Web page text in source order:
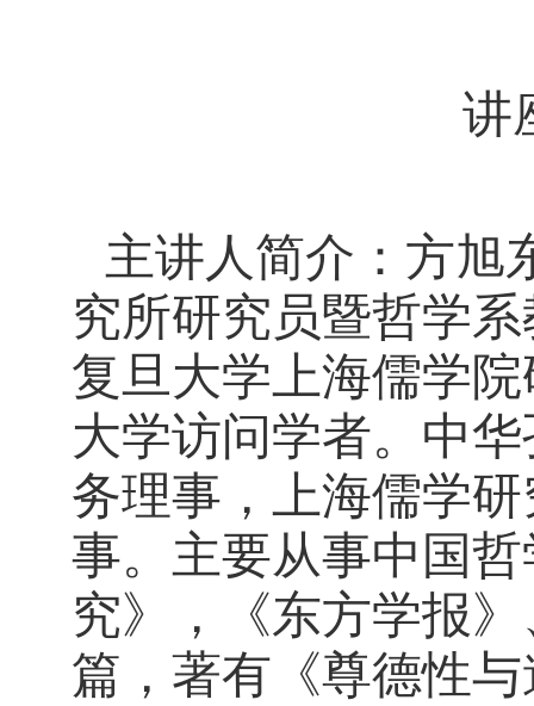
讲
主讲人简介：方旭
究所研究员暨哲学
复旦大学上海儒学
大学访问学者。 中
务理事，上海儒学
事。 主要从事中国
究》，《东方学报》
篇，著有《尊德性